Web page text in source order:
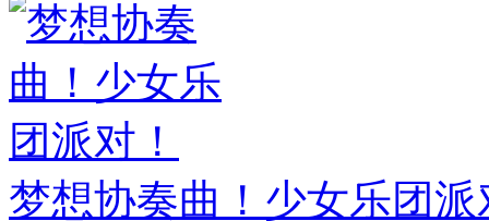
梦想协奏曲！少女乐团派